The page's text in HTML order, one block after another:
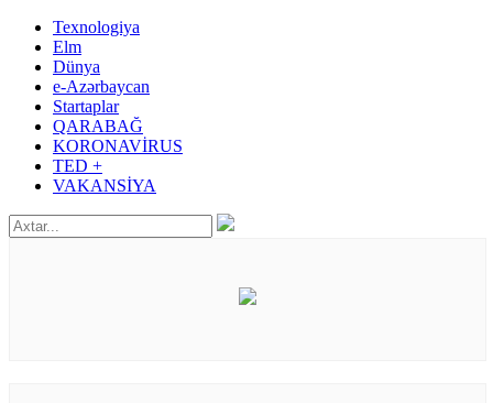
Texnologiya
Elm
Dünya
e-Azərbaycan
Startaplar
QARABAĞ
KORONAVİRUS
TED +
VAKANSİYA